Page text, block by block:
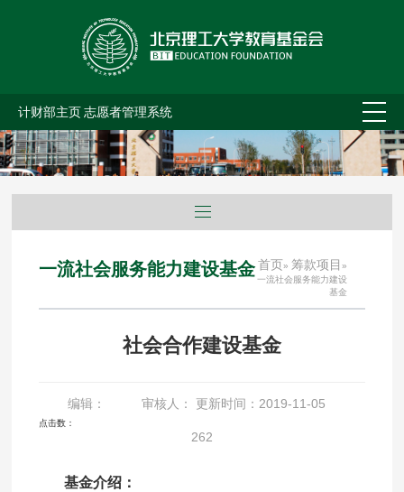
计财部主页志愿者管理系统
一流社会服务能力建设基金首页» 筹款项目 »
一流社会服务能力建设
基金
社会合作建设基金
编辑： 审核人： 更新时间：2019-11-05
点击数：
262
基金介绍：